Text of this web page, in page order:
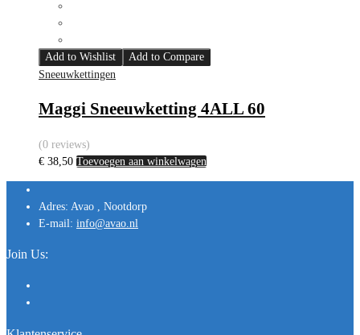
Add to Wishlist
Add to Compare
Sneeuwkettingen
Maggi Sneeuwketting 4ALL 60
(0 reviews)
€ 38,50 Toevoegen aan winkelwagen
Adres: Avao , Nootdorp
E-mail: info@avao.nl
Join Us: